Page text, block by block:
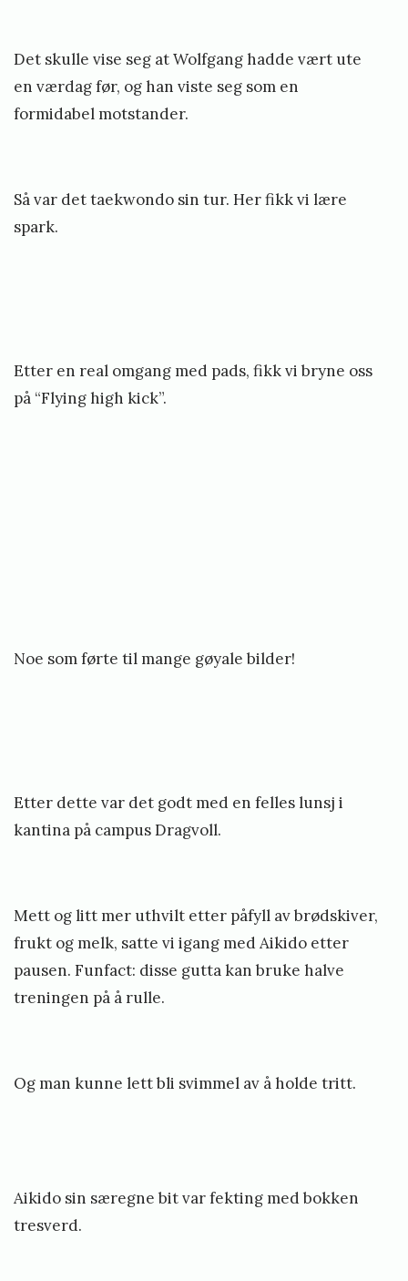
Det skulle vise seg at Wolfgang hadde vært ute
en værdag før, og han viste seg som en
formidabel motstander.
Så var det taekwondo sin tur. Her fikk vi lære
spark.
Etter en real omgang med pads, fikk vi bryne oss
på “Flying high kick”.
Noe som førte til mange gøyale bilder!
Etter dette var det godt med en felles lunsj i
kantina på campus Dragvoll.
Mett og litt mer uthvilt etter påfyll av brødskiver,
frukt og melk, satte vi igang med Aikido etter
pausen. Funfact: disse gutta kan bruke halve
treningen på å rulle.
Og man kunne lett bli svimmel av å holde tritt.
Aikido sin særegne bit var fekting med bokken
tresverd.